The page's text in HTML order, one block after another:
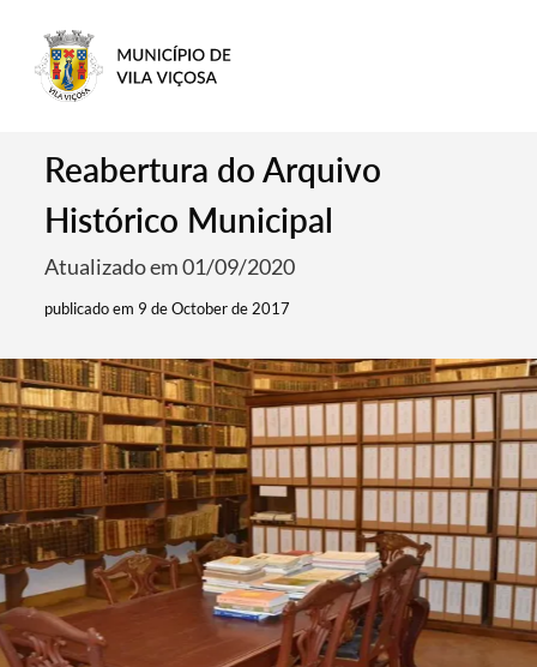
Reabertura do Arquivo
Histórico Municipal
Atualizado em 01/09/2020
publicado em 9 de October de 2017